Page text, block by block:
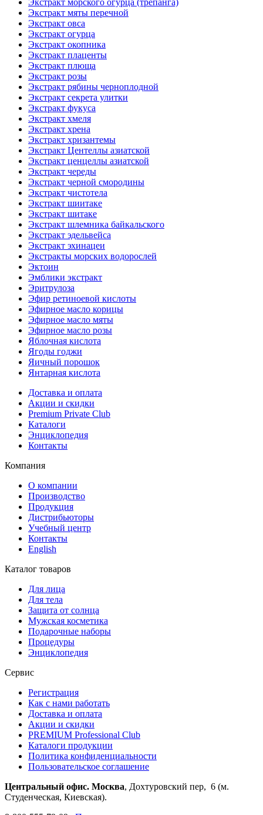
Экстракт морского огурца (трепанга)
Экстракт мяты перечной
Экстракт овса
Экстракт огурца
Экстракт окопника
Экстракт плаценты
Экстракт плюща
Экстракт розы
Экстракт рябины черноплодной
Экстракт секрета улитки
Экстракт фукуса
Экстракт хмеля
Экстракт хрена
Экстракт хризантемы
Экстракт Центеллы азиатской
Экстракт ценцеллы азиатской
Экстракт череды
Экстракт черной смородины
Экстракт чистотела
Экстракт шиитаке
Экстракт шитаке
Экстракт шлемника байкальского
Экстракт эдельвейса
Экстракт эхинацеи
Экстракты морских водорослей
Эктоин
Эмблики экстракт
Эритрулоза
Эфир ретиноевой кислоты
Эфирное масло корицы
Эфирное масло мяты
Эфирное масло розы
Яблочная кислота
Ягоды годжи
Яичный порошок
Янтарная кислота
Доставка и оплата
Акции и скидки
Premium Private Club
Каталоги
Энциклопедия
Контакты
Компания
О компании
Производство
Продукция
Дистрибьюторы
Учебный центр
Контакты
English
Каталог товаров
Для лица
Для тела
Защита от солнца
Мужская косметика
Подарочные наборы
Процедуры
Энциклопедия
Сервис
Регистрация
Как с нами работать
Доставка и оплата
Акции и скидки
PREMIUM Professional Club
Каталоги продукции
Политика конфиденциальности
Пользовательское соглашение
Центральный офис. Москва, Дохтуровский пер, 6 (м.
Студенческая, Киевская).